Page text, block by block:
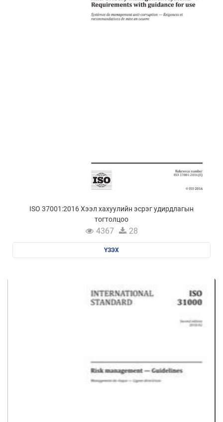
ISO 37001:2016 Хээл хахуулийн эсрэг удирдлагын
тогтолцоо
4367 28
ҮЗЭХ